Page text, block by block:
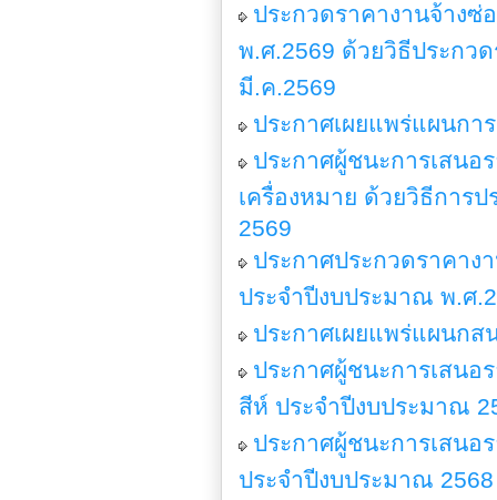
ประกวดราคางานจ้าง
พ.ศ.2569 ด้วยวิธีประกว
มี.ค.2569
ประกาศเผยแพร่แผนก
ประกาศผู้ชนะการเสนอ
เครื่องหมาย ด้วยวิธีการ
2569
ประกาศประกวดราคาง
ประจำปีงบประมาณ พ.ศ
ประกาศเผยแพร่แผนก
ประกาศผู้ชนะการเสนอ
สีห์ ประจำปีงบประมาณ
ประกาศผู้ชนะการเสนอ
ประจำปีงบประมาณ